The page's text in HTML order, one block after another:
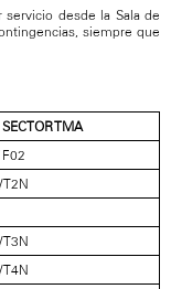
desde la Sala de
siempre que
SECTOR TMA
T2N
T3N
T4N